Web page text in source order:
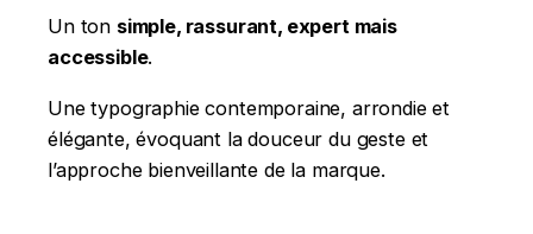
Un ton simple, rassurant, expert mais
accessible.
Une typographie contemporaine, arrondie et
élégante, évoquant la douceur du geste et
l’approche bienveillante de la marque.